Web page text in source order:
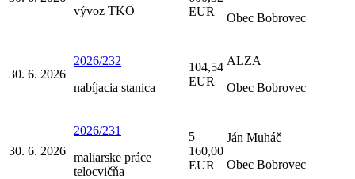
vývoz TKO
EUR
Obec Bobrovec
30. 6. 2026
2026/232
nabíjacia stanica
104,54
EUR
ALZA
Obec Bobrovec
30. 6. 2026
2026/231
maliarske práce
telocvičňa
5
160,00
EUR
Ján Muháč
Obec Bobrovec